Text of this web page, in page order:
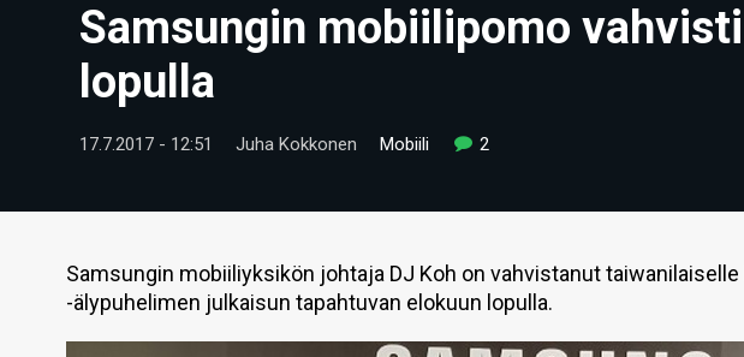
Samsungin mobiilipomo
lopulla
17.7.2017 - 12:51 Juha Kokkonen Mobiili 2
Samsungin mobiiliyksikön johtaja DJ Koh on vahvistanut
-älypuhelimen julkaisun tapahtuvan elokuun lopulla.